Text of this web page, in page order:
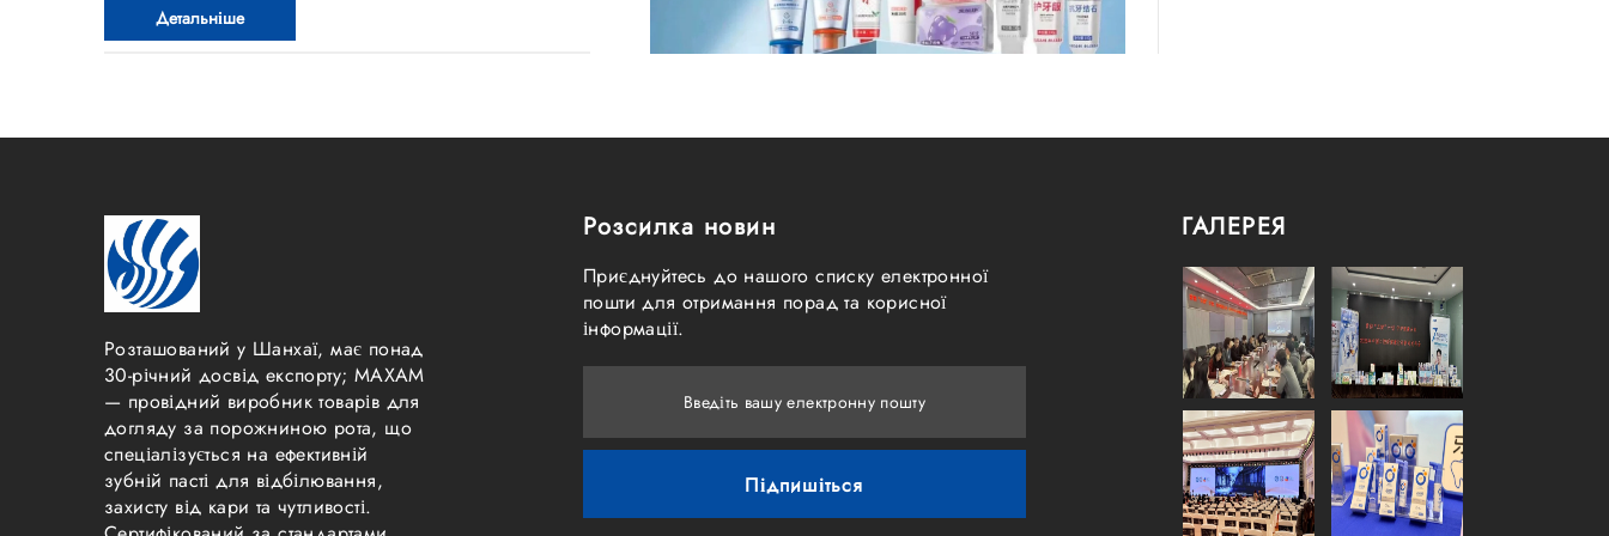
найпопулярніших брендів для співпраці». Цей рейтинг
об’єднує провідні глобальні…
Детальніше
Розташований у Шанхаї, має понад
30-річний досвід експорту; MAXAM
— провідний виробник товарів для
догляду за порожниною рота, що
спеціалізується на ефективній
зубній пасті для відбілювання,
захисту від кари та чутливості.
Розсилка новин
Приєднуйтесь до нашого списку електронної
пошти для отримання порад та корисної
інформації.
Введіть вашу електронну пошту
Підпишіться
ГАЛЕРЕЯ